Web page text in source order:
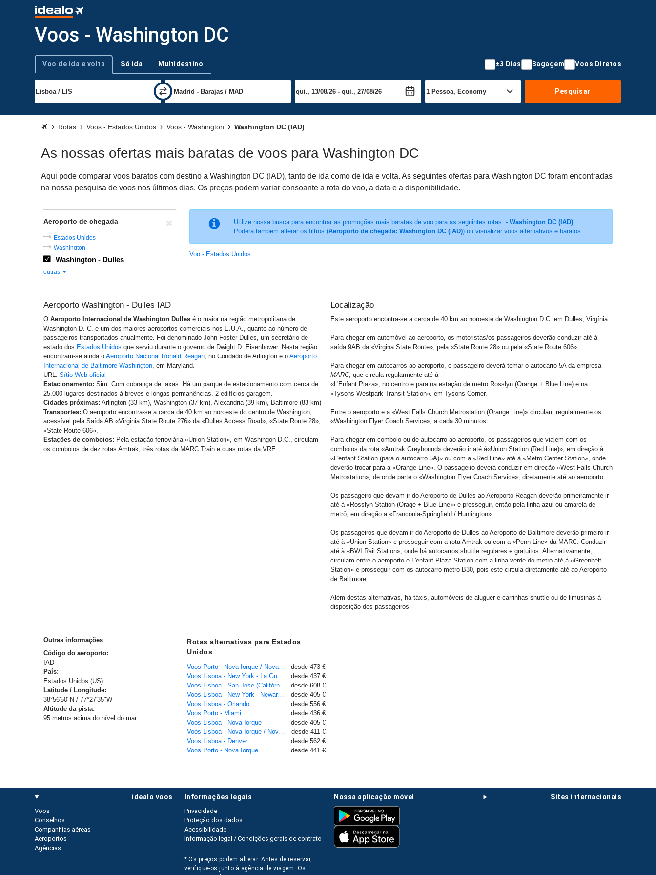
Voos - Washington DC
Tipo de viagem
Voo de ida e volta Só ida Multidestino ±3 Dias Bagagem Voos Diretos
Pesquisar
Rotas Voos - Estados Unidos Voos - Washington Washington DC (IAD)
As nossas ofertas mais baratas de voos para Washington DC
Aqui pode comparar voos baratos com destino a Washington DC (IAD), tanto de ida como de ida e volta. As seguintes ofertas para Washington DC foram encontradas
na nossa pesquisa de voos nos últimos dias. Os preços podem variar consoante a rota do voo, a data e a disponibilidade.
Utilize nossa busca para encontrar as promoções mais baratas de voo para as seguintes rotas: - Washington DC (IAD)
Poderá também alterar os filtros (Aeroporto de chegada: Washington DC (IAD)) ou visualizar voos alternativos e baratos.
Voo - Estados Unidos
Aeroporto de chegada
Estados Unidos
Washington
Washington - Dulles
outras
Aeroporto Washington - Dulles IAD
O Aeroporto Internacional de Washington Dulles é o maior na região metropolitana de
Washington D. C. e um dos maiores aeroportos comerciais nos E.U.A., quanto ao número de
passageiros transportados anualmente. Foi denominado John Foster Dulles, um secretário de
estado dos Estados Unidos que serviu durante o governo de Dwight D. Eisenhower. Nesta região
encontram-se ainda o Aeroporto Nacional Ronald Reagan, no Condado de Arlington e o Aeroporto
Internacional de Baltimore-Washington, em Maryland.
URL: Sítio Web oficial
Estacionamento: Sim. Com cobrança de taxas. Há um parque de estacionamento com cerca de
25.000 lugares destinados à breves e longas permanências. 2 edifícios-garagem.
Cidades próximas: Arlington (33 km), Washington (37 km), Alexandria (39 km), Baltimore (83 km)
Transportes: O aeroporto encontra-se a cerca de 40 km ao noroeste do centro de Washington,
acessível pela Saída AB «Virginia State Route 276» da «Dulles Access Road»; «State Route 28»;
«State Route 606».
Estações de comboios: Pela estação ferroviária «Union Station», em Washingon D.C., circulam
os comboios de dez rotas Amtrak, três rotas da MARC Train e duas rotas da VRE.
Localização
Este aeroporto encontra-se a cerca de 40 km ao noroeste de Washington D.C. em Dulles, Virgínia.
Para chegar em automóvel ao aeroporto, os motoristas/os passageiros deverão conduzir até à
saída 9AB da «Virgina State Route», pela «State Route 28» ou pela «State Route 606».
Para chegar em autocarros ao aeroporto, o passageiro deverá tomar o autocarro 5A da empresa
MARC, que circula regularmente até à
«L'Enfant Plaza», no centro e para na estação de metro Rosslyn (Orange + Blue Line) e na
«Tysons-Westpark Transit Station», em Tysons Corner.
Entre o aeroporto e a «West Falls Church Metrostation (Orange Line)» circulam regularmente os
«Washington Flyer Coach Service», a cada 30 minutos.
Para chegar em comboio ou de autocarro ao aeroporto, os passageiros que viajem com os
comboios da rota «Amtrak Greyhound» deverão ir até à«Union Station (Red Line)», em direção à
«L'enfant Station (para o autocarro 5A)» ou com a «Red Line» até à «Metro Center Station», onde
deverão trocar para a «Orange Line». O passageiro deverá conduzir em direção «West Falls Church
Metrostation», de onde parte o «Washington Flyer Coach Service», diretamente até ao aeroporto.
Os passageiro que devam ir do Aeroporto de Dulles ao Aeroporto Reagan deverão primeiramente ir
até à «Rosslyn Station (Orage + Blue Line)» e prosseguir, então pela linha azul ou amarela de
metrô, em direção a «Franconia-Springfield / Huntington».
Os passageiros que devam ir do Aeroporto de Dulles ao Aeroporto de Baltimore deverão primeiro ir
até à «Union Station» e prosseguir com a rota Amtrak ou com a «Penn Line» da MARC. Conduzir
até à «BWI Rail Station», onde há autocarros shuttle regulares e gratuitos. Alternativamente,
circulam entre o aeroporto e L'enfant Plaza Station com a linha verde do metro até à «Greenbelt
Station» e prosseguir com os autocarro-metro B30, pois este circula diretamente até ao Aeroporto
de Baltimore.
Além destas alternativas, há táxis, automóveis de aluguer e carrinhas shuttle ou de limusinas à
disposição dos passageiros.
Outras informações
Código do aeroporto:
IAD
País:
Estados Unidos (US)
Latitude / Longitude:
38°56'50"N / 77°27'35"W
Altitude da pista:
95 metros acima do nível do mar
Rotas alternativas para Estados
Unidos
Voos Porto - Nova Iorque / Nova York - John F. Kennedy
desde 473 €
Voos Lisboa - New York - La Guardia
desde 437 €
Voos Lisboa - San Jose (Califórnia)
desde 608 €
Voos Lisboa - New York - Newark Liberty
desde 405 €
Voos Lisboa - Orlando
desde 556 €
Voos Porto - Miami
desde 436 €
Voos Lisboa - Nova Iorque
desde 405 €
Voos Lisboa - Nova Iorque / Nova York - John F. Kennedy
desde 411 €
Voos Lisboa - Denver
desde 562 €
Voos Porto - Nova Iorque
desde 441 €
idealo voos
Voos
Conselhos
Companhias aéreas
Aeroportos
Agências
sites internacionais
nossa aplicação móvel
informações legais
Privacidade
Proteção dos dados
Acessibilidade
Informação legal / Condições gerais de contrato
* Os preços podem alterar. Antes de reservar,
verifique-os junto à agência de viagem. Os